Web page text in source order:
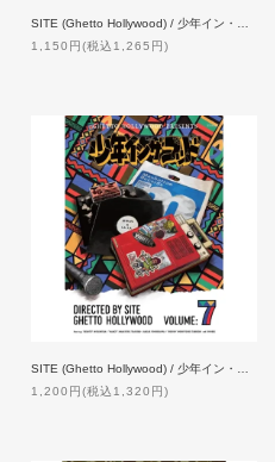
1,150円(税込1,265円)
1,200円(税込1,320円)